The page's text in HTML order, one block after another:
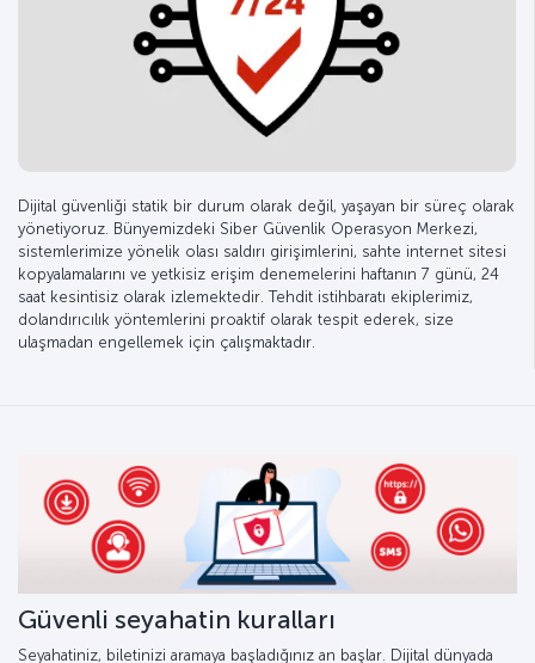
Dijital güvenliği statik bir durum olarak değil, yaşayan bir süreç olarak
yönetiyoruz. Bünyemizdeki Siber Güvenlik Operasyon Merkezi,
sistemlerimize yönelik olası saldırı girişimlerini, sahte internet sitesi
kopyalamalarını ve yetkisiz erişim denemelerini haftanın 7 günü, 24
saat kesintisiz olarak izlemektedir. Tehdit istihbaratı ekiplerimiz,
dolandırıcılık yöntemlerini proaktif olarak tespit ederek, size
ulaşmadan engellemek için çalışmaktadır.
Güvenli seyahatin kuralları
Seyahatiniz, biletinizi aramaya başladığınız an başlar. Dijital dünyada